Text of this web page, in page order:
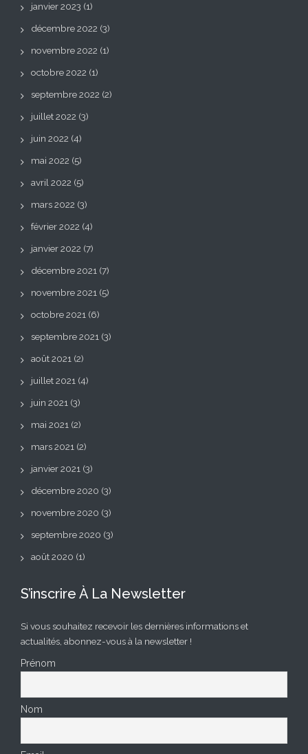
janvier 2023 (1)
décembre 2022 (3)
novembre 2022 (1)
octobre 2022 (1)
septembre 2022 (2)
juillet 2022 (3)
juin 2022 (4)
mai 2022 (5)
avril 2022 (5)
mars 2022 (3)
février 2022 (4)
janvier 2022 (7)
décembre 2021 (7)
novembre 2021 (5)
octobre 2021 (6)
septembre 2021 (3)
août 2021 (2)
juillet 2021 (4)
juin 2021 (3)
mai 2021 (2)
mars 2021 (2)
janvier 2021 (3)
décembre 2020 (3)
novembre 2020 (3)
septembre 2020 (3)
août 2020 (1)
S’inscrire À La Newsletter
Si vous souhaitez recevoir les dernières informations et
actualités, abonnez-vous à la newsletter !
Prénom
Nom